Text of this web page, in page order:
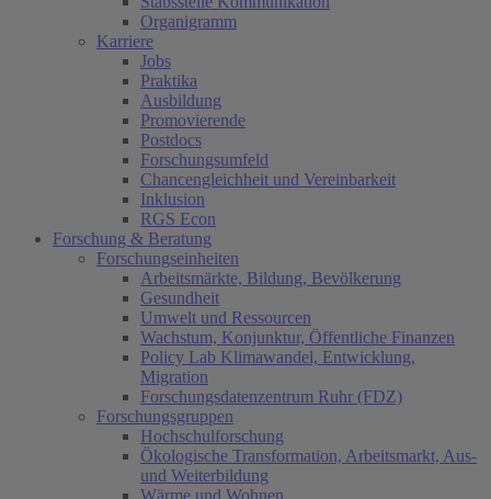
Organigramm
Karriere
Jobs
Praktika
Ausbildung
Promovierende
Postdocs
Forschungsumfeld
Chancengleichheit und Vereinbarkeit
Inklusion
RGS Econ
Forschung & Beratung
Forschungseinheiten
Arbeitsmärkte, Bildung, Bevölkerung
Gesundheit
Umwelt und Ressourcen
Wachstum, Konjunktur, Öffentliche Finanzen
Policy Lab Klimawandel, Entwicklung,
Migration
Forschungsdatenzentrum Ruhr (FDZ)
Forschungsgruppen
Hochschulforschung
Ökologische Transformation, Arbeitsmarkt, Aus-
und Weiterbildung
Wärme und Wohnen